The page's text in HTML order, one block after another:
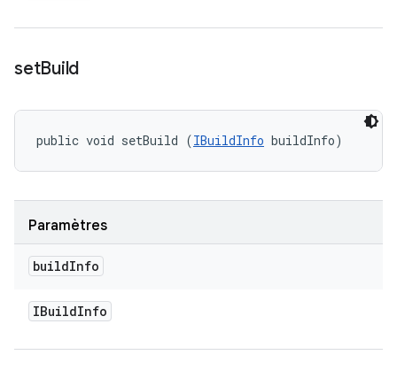
setBuild
public void setBuild (IBuildInfo buildInfo)
Paramètres
buildInfo
IBuildInfo